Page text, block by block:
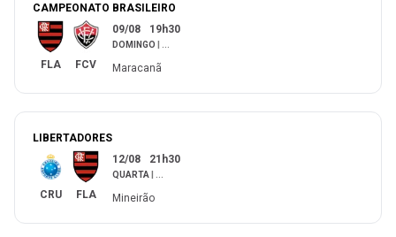
CAMPEONATO BRASILEIRO
FLA FCV
09/08 19h30
DOMINGO
Maracanã
LIBERTADORES
CRU FLA
12/08 21h30
QUARTA
Mineirão